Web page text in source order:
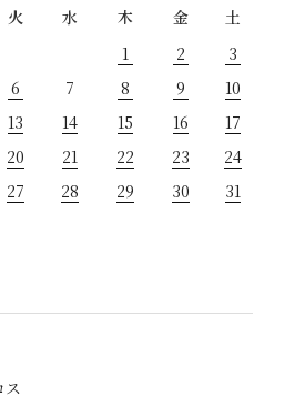
火 水 木 金
土
1
2
3
6 7 8 9
10
13 14 15 16
17
20 21 22 23
24
27 28 29 30
31
ス